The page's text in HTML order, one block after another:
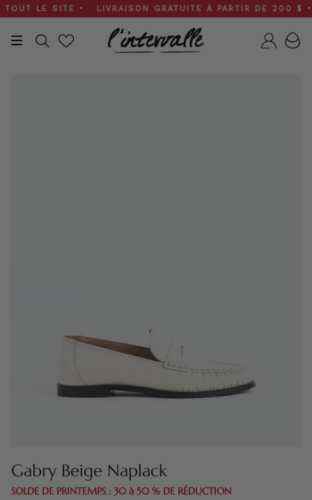
Skip
to
content
SITE • LIVRAISON GRATUITE À PARTIR DE 200 $ •
Recherche
Gabry Beige Naplack
SOLDE DE PRINTEMPS : 30 à 50 % DE RÉDUCTION